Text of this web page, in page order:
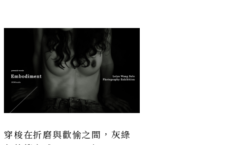
穿梭在折磨與歡愉之間，灰綠